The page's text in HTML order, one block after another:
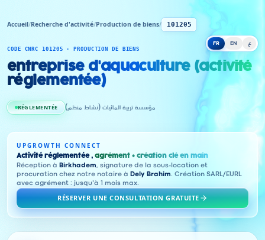
FR EN ع
Accueil/Recherche d'activité/Production de biens/ 101205
CODE CNRC 101205 · PRODUCTION DE BIENS
entreprise d'aquaculture (activité
réglementée)
RÉGLEMENTÉE مؤسسة تربية المائيات (نشاط منظم)
UPGROWTH CONNECT
Activité réglementée , agrément + création clé en main
Réception à Birkhadem, signature de la sous-location et
procuration chez notre notaire à Dely Brahim. Création SARL/EURL
avec agrément : jusqu'à 1 mois max.
RÉSERVER UNE CONSULTATION GRATUITE